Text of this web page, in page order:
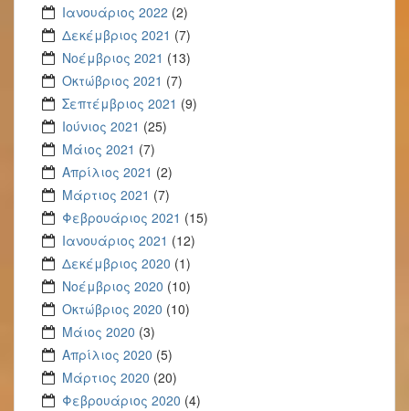
Ιανουάριος 2022 (2)
Δεκέμβριος 2021 (7)
Νοέμβριος 2021 (13)
Οκτώβριος 2021 (7)
Σεπτέμβριος 2021 (9)
Ιούνιος 2021 (25)
Μάιος 2021 (7)
Απρίλιος 2021 (2)
Μάρτιος 2021 (7)
Φεβρουάριος 2021 (15)
Ιανουάριος 2021 (12)
Δεκέμβριος 2020 (1)
Νοέμβριος 2020 (10)
Οκτώβριος 2020 (10)
Μάιος 2020 (3)
Απρίλιος 2020 (5)
Μάρτιος 2020 (20)
Φεβρουάριος 2020 (4)